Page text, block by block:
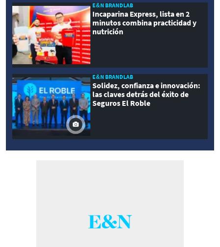
E&N BRANDLAB
Incaparina Express, lista en 2
minutos combina practicidad y
nutrición
E&N BRANDLAB
Solidez, confianza e innovación:
las claves detrás del éxito de
Seguros El Roble